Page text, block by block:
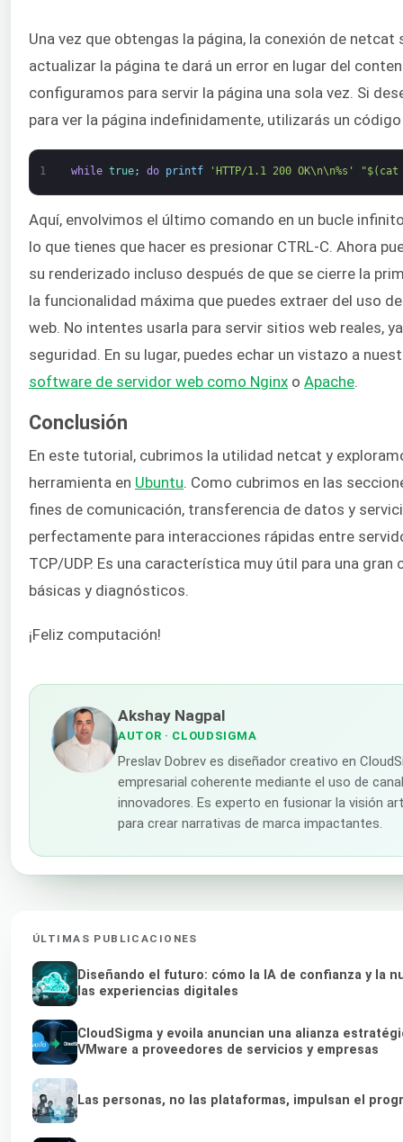
Una vez que obtengas la página, la conexión de
actualizar la página te dará un error en lugar del
configuramos para servir la página una sola vez. Si
para ver la página indefinidamente, utilizarás un
1 while true; do printf 'HTTP/1.1 200 OK\n\n%s' "$(cat
Aquí, envolvimos el último comando en un bucle
lo que tienes que hacer es presionar CTRL-C. Ahora
su renderizado incluso después de que se cierre la
la funcionalidad máxima que puedes extraer del uso
web. No intentes usarla para servir sitios web reales,
seguridad. En su lugar, puedes echar un vistazo a
software de servidor web como Nginx o Apache
Conclusión
En este tutorial, cubrimos la utilidad netcat y
herramienta en Ubuntu. Como cubrimos en las
fines de comunicación, transferencia de datos y
perfectamente para interacciones rápidas entre
TCP/UDP. Es una característica muy útil para una
básicas y diagnósticos.
¡Feliz computación!
Akshay Nagpal
AUTOR · CLOUDSIGMA
Preslav Dobrev es diseñador creativo en
empresarial coherente mediante el uso de
innovadores. Es experto en fusionar la visión
para crear narrativas de marca impactantes.
ÚLTIMAS PUBLICACIONES
Diseñando el futuro: cómo la IA de confianza y la
las experiencias digitales
CloudSigma y evoila anuncian una alianza
VMware a proveedores de servicios y empresas
Las personas, no las plataformas, impulsan el